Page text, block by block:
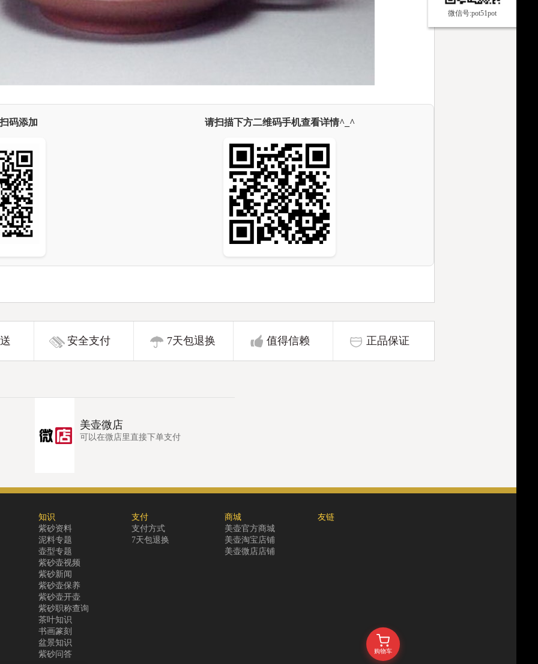
码添加 请扫描下方二维码手机查看详情^_^
安全支付 7天包退换 值得信赖 正品保证
美壶微店
可以在微店里直接下单支付
知识
紫砂资料
泥料专题
壶型专题
紫砂壶视频
紫砂新闻
紫砂壶保养
紫砂壶开壶
紫砂职称查询
茶叶知识
书画篆刻
盆景知识
紫砂问答
支付
支付方式
7天包退换
商城
美壶官方商城
美壶淘宝店铺
美壶微店店铺
友链
微信号:pot51pot
购物车